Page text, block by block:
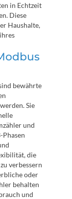
in Echtzeit
Diese
Haushalte,
bewährte
Sie
und
Phasen
die
verbessern
oder
behalten
und